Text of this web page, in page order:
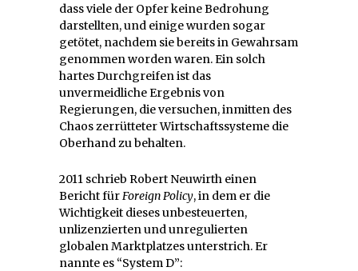
dass viele der Opfer keine Bedrohung
darstellten, und einige wurden sogar
getötet, nachdem sie bereits in Gewahrsam
genommen worden waren. Ein solch
hartes Durchgreifen ist das
unvermeidliche Ergebnis von
Regierungen, die versuchen, inmitten des
Chaos zerrütteter Wirtschaftssysteme die
Oberhand zu behalten.
2011 schrieb Robert Neuwirth einen
Bericht fürForeign Policy, in dem er die
Wichtigkeit dieses unbesteuerten,
unlizenzierten und unregulierten
globalen Marktplatzes unterstrich. Er
nannte es “System D”: